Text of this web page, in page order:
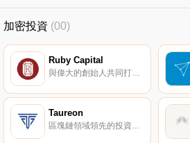
加密投資 (00)
Ruby Capital
與偉大的創始人共同打造偉大的公司。
Taureon
區塊鏈領域領先的投資與咨詢公司。